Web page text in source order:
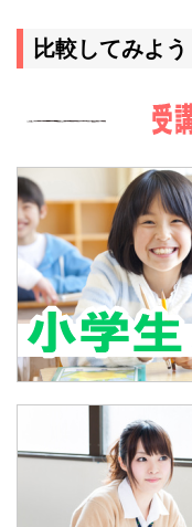
比較してみよう